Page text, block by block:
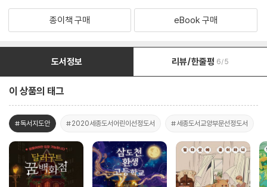
종이책 구매 eBook 구매
도서정보 리뷰/한줄평 6/5
이 상품의 태그
#독서지도안 #2020세종도서어린이선정도서 #세종도서교양부문선정도서